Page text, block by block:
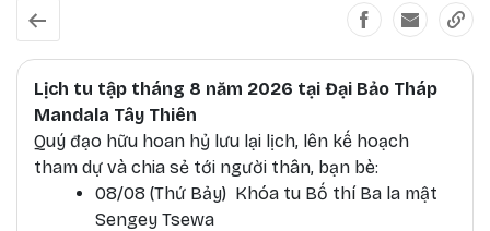
Lịch tu tập tháng 8 năm 2026 tại Đại Bảo Tháp
Mandala Tây Thiên
Quý đạo hữu hoan hỷ lưu lại lịch, lên kế hoạch
tham dự và chia sẻ tới người thân, bạn bè:
08/08 (Thứ Bảy) Khóa tu Bố thí Ba la mật
Sengey Tsewa